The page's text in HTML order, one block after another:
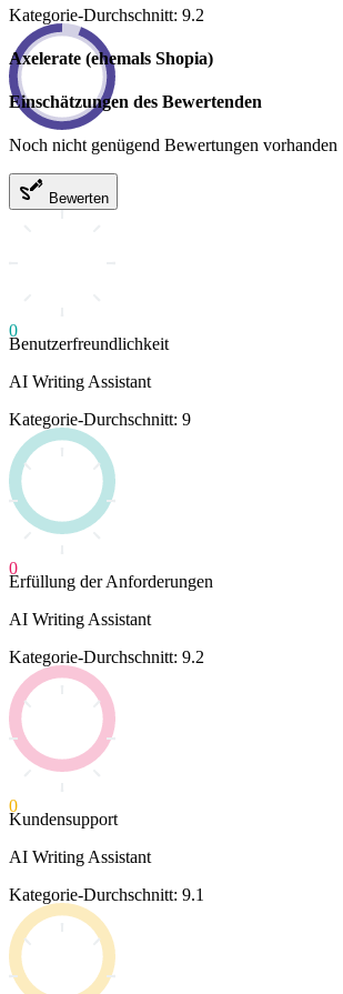
Kategorie-Durchschnitt: 9.2
Axelerate (ehemals Shopia)
Einschätzungen des Bewertenden
Noch nicht genügend Bewertungen vorhanden
Bewerten
0
Benutzerfreundlichkeit
AI Writing Assistant
Kategorie-Durchschnitt: 9
0
Erfüllung der Anforderungen
AI Writing Assistant
Kategorie-Durchschnitt: 9.2
0
Kundensupport
AI Writing Assistant
Kategorie-Durchschnitt: 9.1